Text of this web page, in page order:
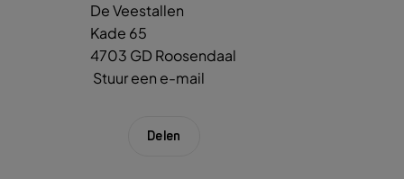
Eten & Drinken
Activiteiten
De Veestallen
Kade 65
4703 GD Roosendaal
Stuur een e-mail
Delen